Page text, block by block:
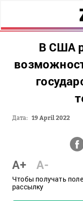
В США
Дата: 19 April 2022
A+ A-
Чтобы получать
рассылку